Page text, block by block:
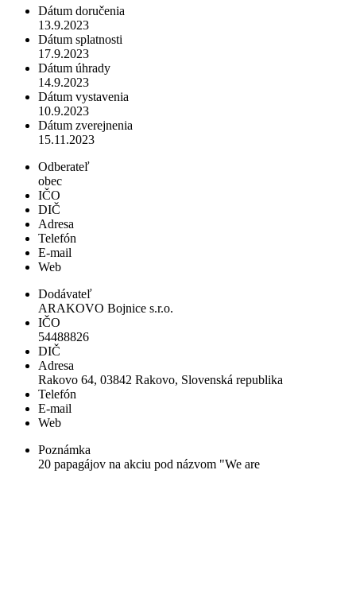
Dátum doručenia
13.9.2023
Dátum splatnosti
17.9.2023
Dátum úhrady
14.9.2023
Dátum vystavenia
10.9.2023
Dátum zverejnenia
15.11.2023
Odberateľ
obec
IČO
DIČ
Adresa
Telefón
E-mail
Web
Dodávateľ
ARAKOVO Bojnice s.r.o.
IČO
54488826
DIČ
Adresa
Rakovo 64, 03842 Rakovo, Slovenská republika
Telefón
E-mail
Web
Poznámka
20 papagájov na akciu pod názvom "We are